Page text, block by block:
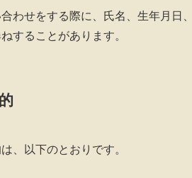
わせをする際に、氏名、生年月日
することがあります。
、以下のとおりです。